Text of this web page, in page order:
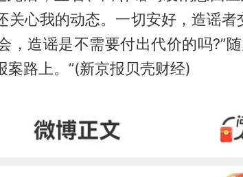
关心我的动态。一切安好，造谣者
，造谣是不需要付出代价的吗?”
案路上。”(新京报贝壳财经)